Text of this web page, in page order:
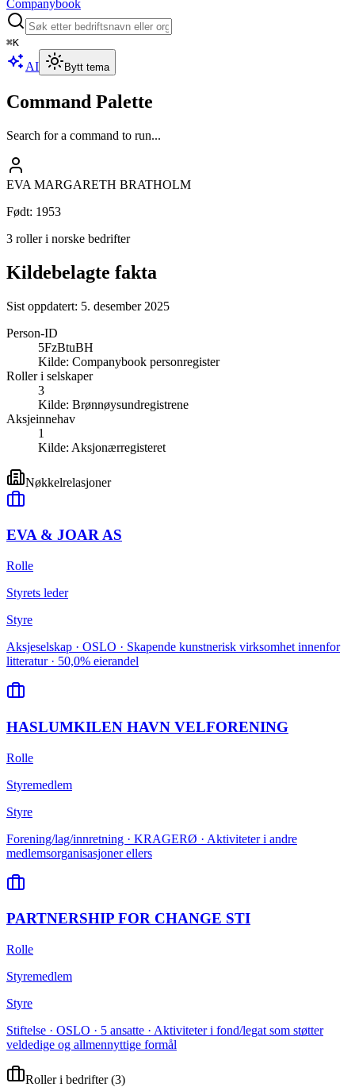
Companybook
⌘K
AI Bytt tema
Command Palette
Search for a command to run...
EVA MARGARETH BRATHOLM
Født: 1953
3 roller i norske bedrifter
Kildebelagte fakta
Sist oppdatert: 5. desember 2025
Person-ID
5FzBtuBH
Kilde: Companybook personregister
Roller i selskaper
3
Kilde: Brønnøysundregistrene
Aksjeinnehav
1
Kilde: Aksjonærregisteret
Nøkkelrelasjoner
EVA & JOAR AS
Rolle
Styrets leder
Styre
Aksjeselskap · OSLO · Skapende kunstnerisk virksomhet innenfor
litteratur · 50,0% eierandel
HASLUMKILEN HAVN VELFORENING
Rolle
Styremedlem
Styre
Forening/lag/innretning · KRAGERØ · Aktiviteter i andre
medlemsorganisasjoner ellers
PARTNERSHIP FOR CHANGE STI
Rolle
Styremedlem
Styre
Stiftelse · OSLO · 5 ansatte · Aktiviteter i fond/legat som støtter
veldedige og allmennyttige formål
Roller i bedrifter(3)